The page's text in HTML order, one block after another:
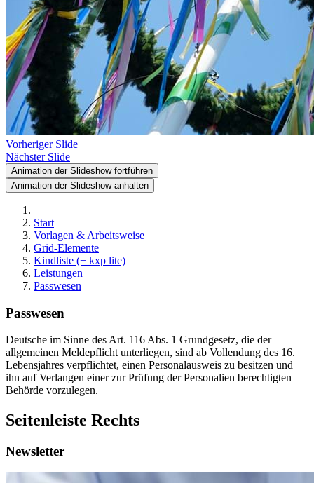
Vorheriger Slide
Nächster Slide
Animation der Slideshow fortführen
Animation der Slideshow anhalten
Start
Vorlagen & Arbeitsweise
Grid-Elemente
Kindliste (+ kxp lite)
Leistungen
Passwesen
Passwesen
Deutsche im Sinne des Art. 116 Abs. 1 Grundgesetz, die der
allgemeinen Meldepflicht unterliegen, sind ab Vollendung des 16.
Lebensjahres verpflichtet, einen Personalausweis zu besitzen und
ihn auf Verlangen einer zur Prüfung der Personalien berechtigten
Behörde vorzulegen.
Seitenleiste Rechts
Newsletter